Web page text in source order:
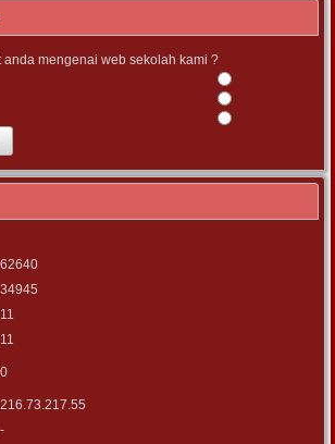
anda mengenai web sekolah kami ?